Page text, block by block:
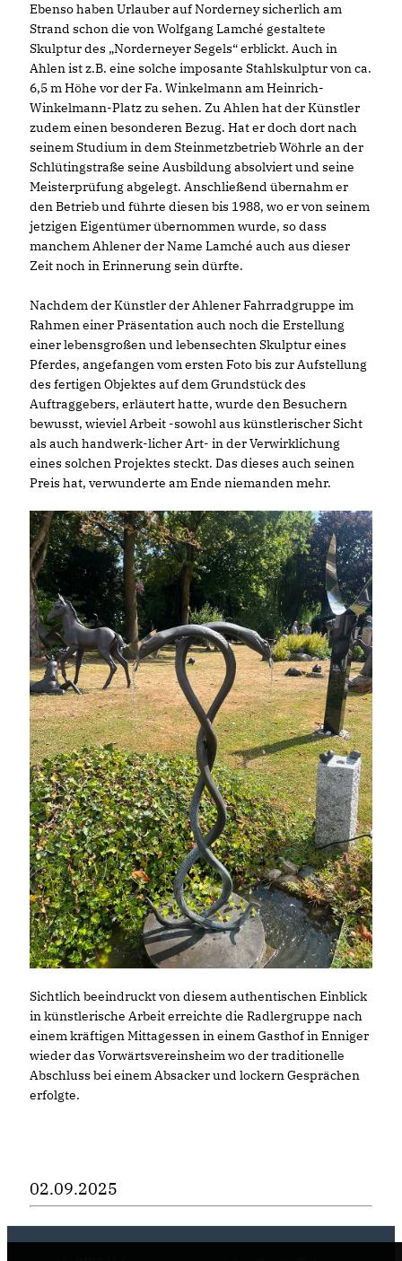
Ebenso haben Urlauber auf Norderney sicherlich am
Strand schon die von Wolfgang Lamché gestaltete
Skulptur des „Norderneyer Segels“ erblickt. Auch in
Ahlen ist z.B. eine solche imposante Stahlskulptur von ca.
6,5 m Höhe vor der Fa. Winkelmann am Heinrich-
Winkelmann-Platz zu sehen. Zu Ahlen hat der Künstler
zudem einen besonderen Bezug. Hat er doch dort nach
seinem Studium in dem Steinmetzbetrieb Wöhrle an der
Schlütingstraße seine Ausbildung absolviert und seine
Meisterprüfung abgelegt. Anschließend übernahm er
den Betrieb und führte diesen bis 1988, wo er von seinem
jetzigen Eigentümer übernommen wurde, so dass
manchem Ahlener der Name Lamché auch aus dieser
Zeit noch in Erinnerung sein dürfte.
Nachdem der Künstler der Ahlener Fahrradgruppe im
Rahmen einer Präsentation auch noch die Erstellung
einer lebensgroßen und lebensechten Skulptur eines
Pferdes, angefangen vom ersten Foto bis zur Aufstellung
des fertigen Objektes auf dem Grundstück des
Auftraggebers, erläutert hatte, wurde den Besuchern
bewusst, wieviel Arbeit -sowohl aus künstlerischer Sicht
als auch handwerk-licher Art- in der Verwirklichung
eines solchen Projektes steckt. Das dieses auch seinen
Preis hat, verwunderte am Ende niemanden mehr.
Sichtlich beeindruckt von diesem authentischen Einblick
in künstlerische Arbeit erreichte die Radlergruppe nach
einem kräftigen Mittagessen in einem Gasthof in Enniger
wieder das Vorwärtsvereinsheim wo der traditionelle
Abschluss bei einem Absacker und lockern Gesprächen
erfolgte.
02.09.2025